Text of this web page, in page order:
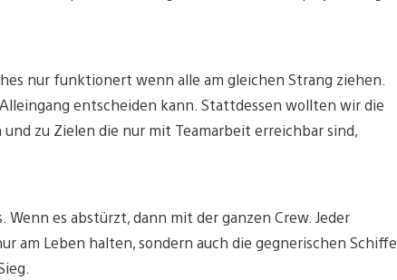
nur funktionert wenn alle am gleichen Strang ziehen.
entscheiden kann. Stattdessen wollten wir die
zu Zielen die nur mit Teamarbeit erreichbar sind,
Wenn es abstürzt, dann mit der ganzen Crew. Jeder
am Leben halten, sondern auch die gegnerischen Schiffe